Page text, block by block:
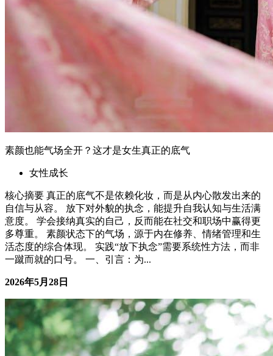
素颜也能气场全开？这才是女生真正的底气
女性成长
核心摘要 真正的底气不是依赖化妆，而是从内心散发出来的
自信与从容。 放下对外貌的执念，能提升自我认知与生活满
意度。 学会接纳真实的自己，反而能在社交和职场中赢得更
多尊重。 素颜状态下的气场，源于内在修养、情绪管理和生
活态度的综合体现。 实践“放下执念”需要系统性方法，而非
2026年5月28日